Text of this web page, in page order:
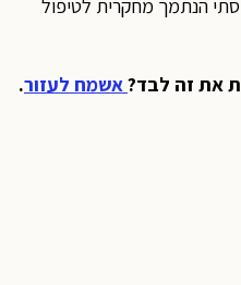
הנתמך מחקרית לטיפול
את זה לבד?אשמח לעזור.